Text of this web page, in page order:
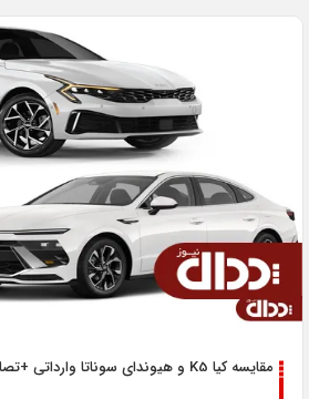
مقایسه کیا K5 و هیوندای سوناتا وارداتی +تصاویر